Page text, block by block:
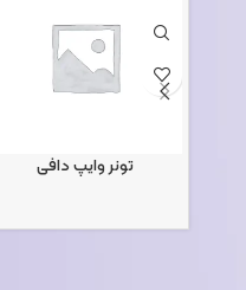
تونر وایپ دافی